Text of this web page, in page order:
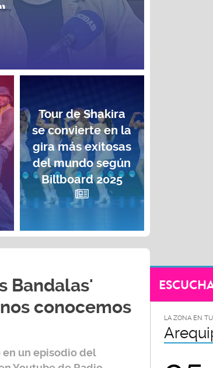
Tour de Shakira
se convierte en la
gira más exitosas
del mundo según
Billboard 2025
Bandalas'
conocemos
en un episodio del
LA ZONA EN